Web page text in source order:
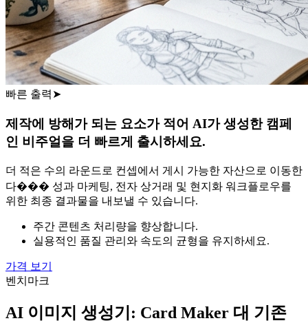
빠른 출력 ➤
제작에 방해가 되는 요소가 적어 AI가 생성한 캠페
인 비주얼을 더 빠르게 출시하세요.
더 적은 수의 라운드로 컨셉에서 게시 가능한 자산으로 이동한
다��� 성과 마케팅, 전자 상거래 및 현지화 워크플로우를
위한 최종 결과물을 내보낼 수 있습니다.
주간 콘텐츠 처리량을 향상합니다.
실용적인 품질 관리와 속도의 균형을 유지하세요.
가격 보기
벤치마크
AI 이미지 생성기: Card Maker 대 기존